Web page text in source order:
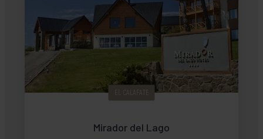
EL CALAFATE
Mirador del Lago